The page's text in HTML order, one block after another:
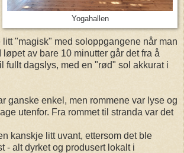
Yogahallen
litt "magisk" med soloppgangene når man
løpet av bare 10 minutter går det fra å
fullt dagslys, med en "rød" sol akkurat i
ganske enkel, men rommene var lyse og
utenfor. Fra rommet til stranda var det
kanskje litt uvant, ettersom det ble
- alt dyrket og produsert lokalt i